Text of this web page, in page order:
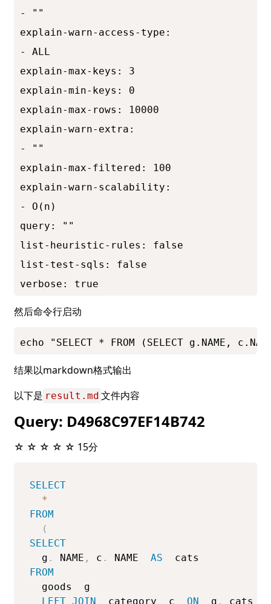
- ""
explain-warn-access-type:
- ALL
explain-max-keys: 3
explain-min-keys: 0
explain-max-rows: 10000
explain-warn-extra:
- ""
explain-max-filtered: 100
explain-warn-scalability:
- O(n)
query: ""
list-heuristic-rules: false
list-test-sqls: false
然后命令行启动
echo "SELECT * FROM (SELECT g.NAME,
结果以markdown格式输出
以下是 result.md 文件内容
Query: D4968C97EF14B742
☆ ☆ ☆ ☆ ☆ 15分
SELECT
*
FROM
(
SELECT
  g
. NAME , c . NAME AS
FROM
  goods  g
LEFT JOIN
  category  c
ON
  g
.